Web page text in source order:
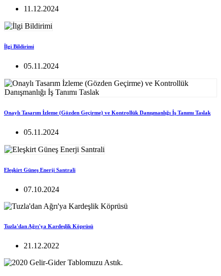
11.12.2024
İlgi Bildirimi
05.11.2024
Onaylı Tasarım İzleme (Gözden Geçirme) ve Kontrollük Danışmanlığı İş Tanımı Taslak
05.11.2024
Eleşkirt Güneş Enerji Santrali
07.10.2024
Tuzla'dan Ağrı'ya Kardeşlik Köprüsü
21.12.2022